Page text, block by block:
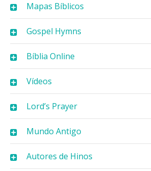
Mapas Bíblicos
Gospel Hymns
Bíblia Online
Vídeos
Lord’s Prayer
Mundo Antigo
Autores de Hinos